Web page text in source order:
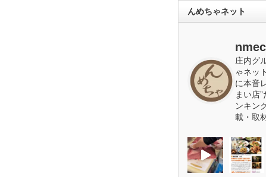
んめちゃネット
庄内グ
ゃネッ
に本音
まい店
ンキン
載・取